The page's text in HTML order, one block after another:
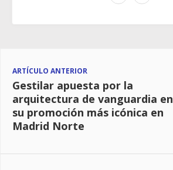
ARTÍCULO ANTERIOR
Gestilar apuesta por la
arquitectura de vanguardia en
su promoción más icónica en
Madrid Norte